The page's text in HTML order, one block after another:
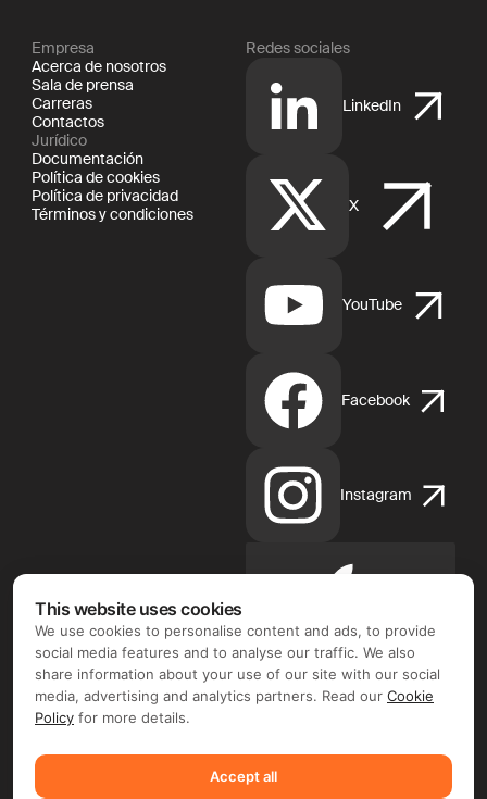
Empresa
Acerca de nosotros
Sala de prensa
Carreras
Contactos
Jurídico
Documentación
Política de cookies
Política de privacidad
Términos y condiciones
Redes sociales
LinkedIn
X
YouTube
Facebook
Instagram
App
Store
This website uses cookies
We use cookies to personalise content and ads, to provide
social media features and to analyse our traffic. We also
share information about your use of our site with our social
media, advertising and analytics partners. Read our Cookie
Policy for more details.
Accept all